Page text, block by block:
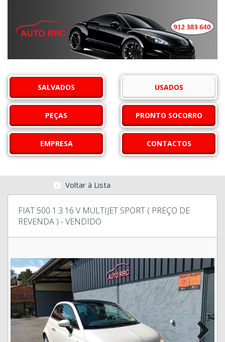
SALVADOS USADOS
PEÇAS PRONTO SOCORRO
EMPRESA CONTACTOS
Voltar à Lista
FIAT 500 1.3 16 V MULTIJET SPORT ( PREÇO DE
REVENDA ) - VENDIDO